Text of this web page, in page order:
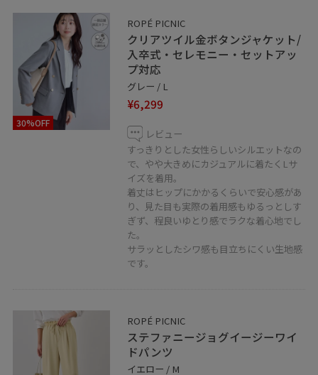
商品がチェックしやすくなります。
スタッフのフォローもあわせてご利用ください。
30%OFF
ROPÉ PICNIC
クリアツイル金ボタンジャケット/
入卒式・セレモニー・セットアッ
プ対応
グレー / L
¥6,299
レビュー
すっきりとした女性らしいシルエットなの
で、やや大きめにカジュアルに着たくLサ
イズを着用。
着丈はヒップにかかるくらいで安心感があ
り、見た目も実際の着用感もゆるっとしす
ぎず、程良いゆとり感でラクな着心地でし
た。
サラッとしたシワ感も目立ちにくい生地感
です。
ROPÉ PICNIC
ステファニージョグイージーワイ
ドパンツ
イエロー / M